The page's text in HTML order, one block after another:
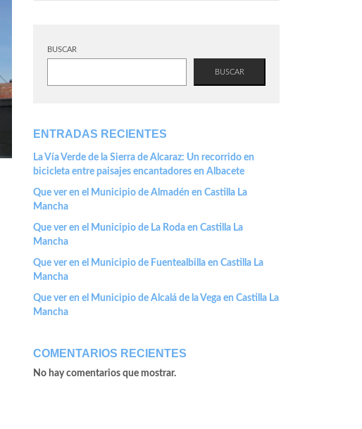
BUSCAR
BUSCAR
ENTRADAS RECIENTES
La Vía Verde de la Sierra de Alcaraz: Un recorrido en
bicicleta entre paisajes encantadores en Albacete
Que ver en el Municipio de Almadén en Castilla La
Mancha
Que ver en el Municipio de La Roda en Castilla La
Mancha
Que ver en el Municipio de Fuentealbilla en Castilla La
Mancha
Que ver en el Municipio de Alcalá de la Vega en Castilla La
Mancha
COMENTARIOS RECIENTES
No hay comentarios que mostrar.